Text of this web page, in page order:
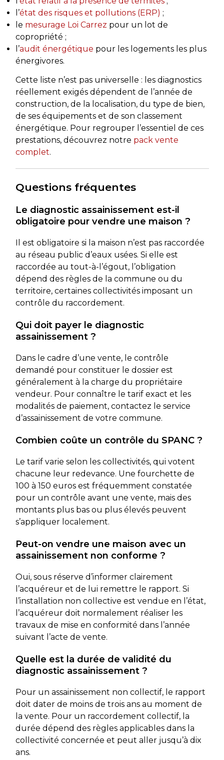
l’état des risques et pollutions (ERP) ;
le mesurage Loi Carrez pour un lot de
copropriété ;
l’audit énergétique pour les logements les plus
énergivores.
Cette liste n’est pas universelle : les diagnostics
réellement exigés dépendent de l’année de
construction, de la localisation, du type de bien,
de ses équipements et de son classement
énergétique. Pour regrouper l’essentiel de ces
prestations, découvrez notre pack vente
complet.
Questions fréquentes
Le diagnostic assainissement est-il
obligatoire pour vendre une maison ?
Il est obligatoire si la maison n’est pas raccordée
au réseau public d’eaux usées. Si elle est
raccordée au tout-à-l’égout, l’obligation
dépend des règles de la commune ou du
territoire, certaines collectivités imposant un
contrôle du raccordement.
Qui doit payer le diagnostic
assainissement ?
Dans le cadre d’une vente, le contrôle
demandé pour constituer le dossier est
généralement à la charge du propriétaire
vendeur. Pour connaître le tarif exact et les
modalités de paiement, contactez le service
d’assainissement de votre commune.
Combien coûte un contrôle du SPANC ?
Le tarif varie selon les collectivités, qui votent
chacune leur redevance. Une fourchette de
100 à 150 euros est fréquemment constatée
pour un contrôle avant une vente, mais des
montants plus bas ou plus élevés peuvent
s’appliquer localement.
Peut-on vendre une maison avec un
assainissement non conforme ?
Oui, sous réserve d’informer clairement
l’acquéreur et de lui remettre le rapport. Si
l’installation non collective est vendue en l’état,
l’acquéreur doit normalement réaliser les
travaux de mise en conformité dans l’année
suivant l’acte de vente.
Quelle est la durée de validité du
diagnostic assainissement ?
Pour un assainissement non collectif, le rapport
doit dater de moins de trois ans au moment de
la vente. Pour un raccordement collectif, la
durée dépend des règles applicables dans la
collectivité concernée et peut aller jusqu’à dix
ans.